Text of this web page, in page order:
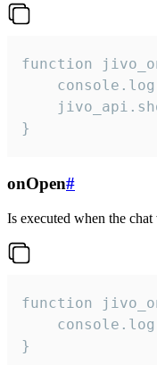
function
}
onOpen#
Is executed when the
function
}